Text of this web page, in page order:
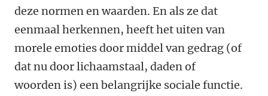
deze normen en waarden. En als ze dat
eenmaal herkennen, heeft het uiten van
morele emoties door middel van gedrag (of
dat nu door lichaamstaal, daden of
woorden is) een belangrijke sociale functie.